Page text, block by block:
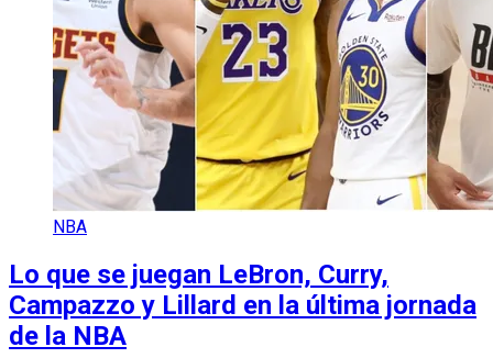
NBA
Lo que se juegan LeBron, Curry,
Campazzo y Lillard en la última jornada
de la NBA